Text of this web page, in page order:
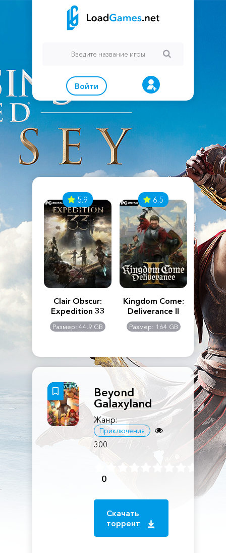
Войти
Creed
5.9
Clair Obscur:
Expedition 33
Размер: 44.9 GB
6.5
Kingdom Come:
Deliverance II
Размер: 164 GB
The
Beyond
Galaxyland
Жанр:
Приключения
300
0
Скачать
торрент